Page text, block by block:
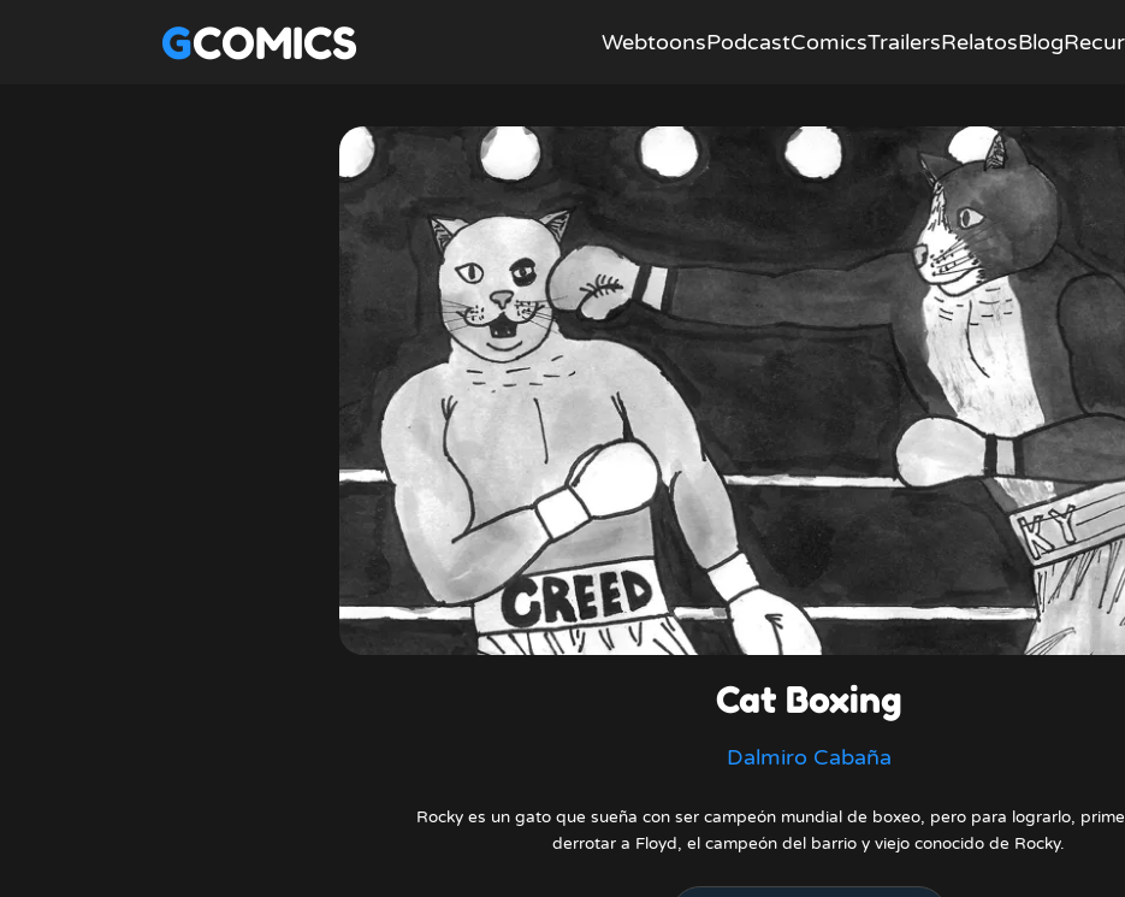
GCOMICS WebtoonsPodcastComicsTrailersRelatosBlog
Cat Boxing
Dalmiro Cabaña
Rocky es un gato que sueña con ser campeón mundial de boxeo, pero para lograrlo,
derrotar a Floyd, el campeón del barrio y viejo conocido de Rocky.